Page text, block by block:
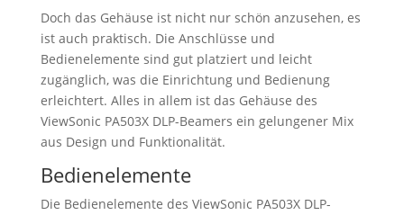
Doch das Gehäuse ist nicht nur schön anzusehen, es
ist auch praktisch. Die Anschlüsse und
Bedienelemente sind gut platziert und leicht
zugänglich, was die Einrichtung und Bedienung
erleichtert. Alles in allem ist das Gehäuse des
ViewSonic PA503X DLP-Beamers ein gelungener Mix
aus Design und Funktionalität.
Bedienelemente
Die Bedienelemente des ViewSonic PA503X DLP-